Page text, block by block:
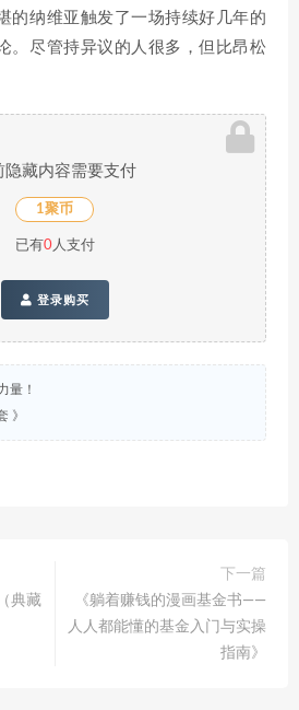
的纳维亚触发了一场持续好几年的
。尽管持异议的人很多，但比昂松
隐藏内容需要支付
1聚币
已有0人支付
登录购买
量！
》
典藏
下一篇
《躺着赚钱的漫画基金书——
人人都能懂的基金入门与实操
指南》